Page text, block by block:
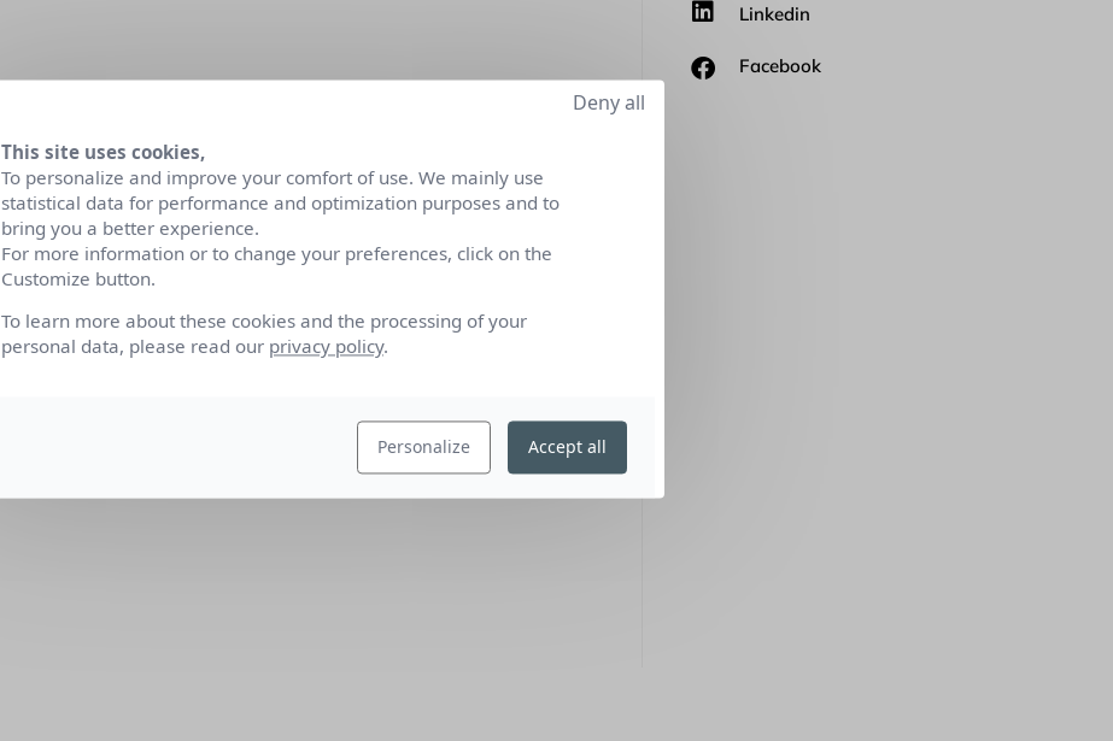
Linkedin
Facebook
This site uses cookies,
To personalize and improve your comfort of use. We mainly use
statistical data for performance and optimization purposes and to
bring you a better experience.
For more information or to change your preferences, click on the
Customize button.
To learn more about these cookies and the processing of your
personal data, please read our privacy policy.
Personalize
Deny all
Accept all